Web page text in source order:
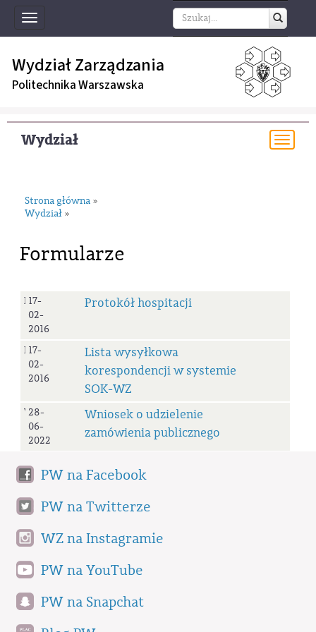
Toggle
navigation
Wydział Zarządzania
Politechnika Warszawska
Wydział
Strona główna »
Wydział »
Formularze
ProtHosp
17-
02-
2016
Protokół hospitacji
LiWyKore
17-
02-
2016
Lista wysyłkowa
korespondencji w systemie
SOK-WZ
WOUZP
28-
06-
2022
Wniosek o udzielenie
zamówienia publicznego
PW na Facebook
PW na Twitterze
WZ na Instagramie
PW na YouTube
PW na Snapchat